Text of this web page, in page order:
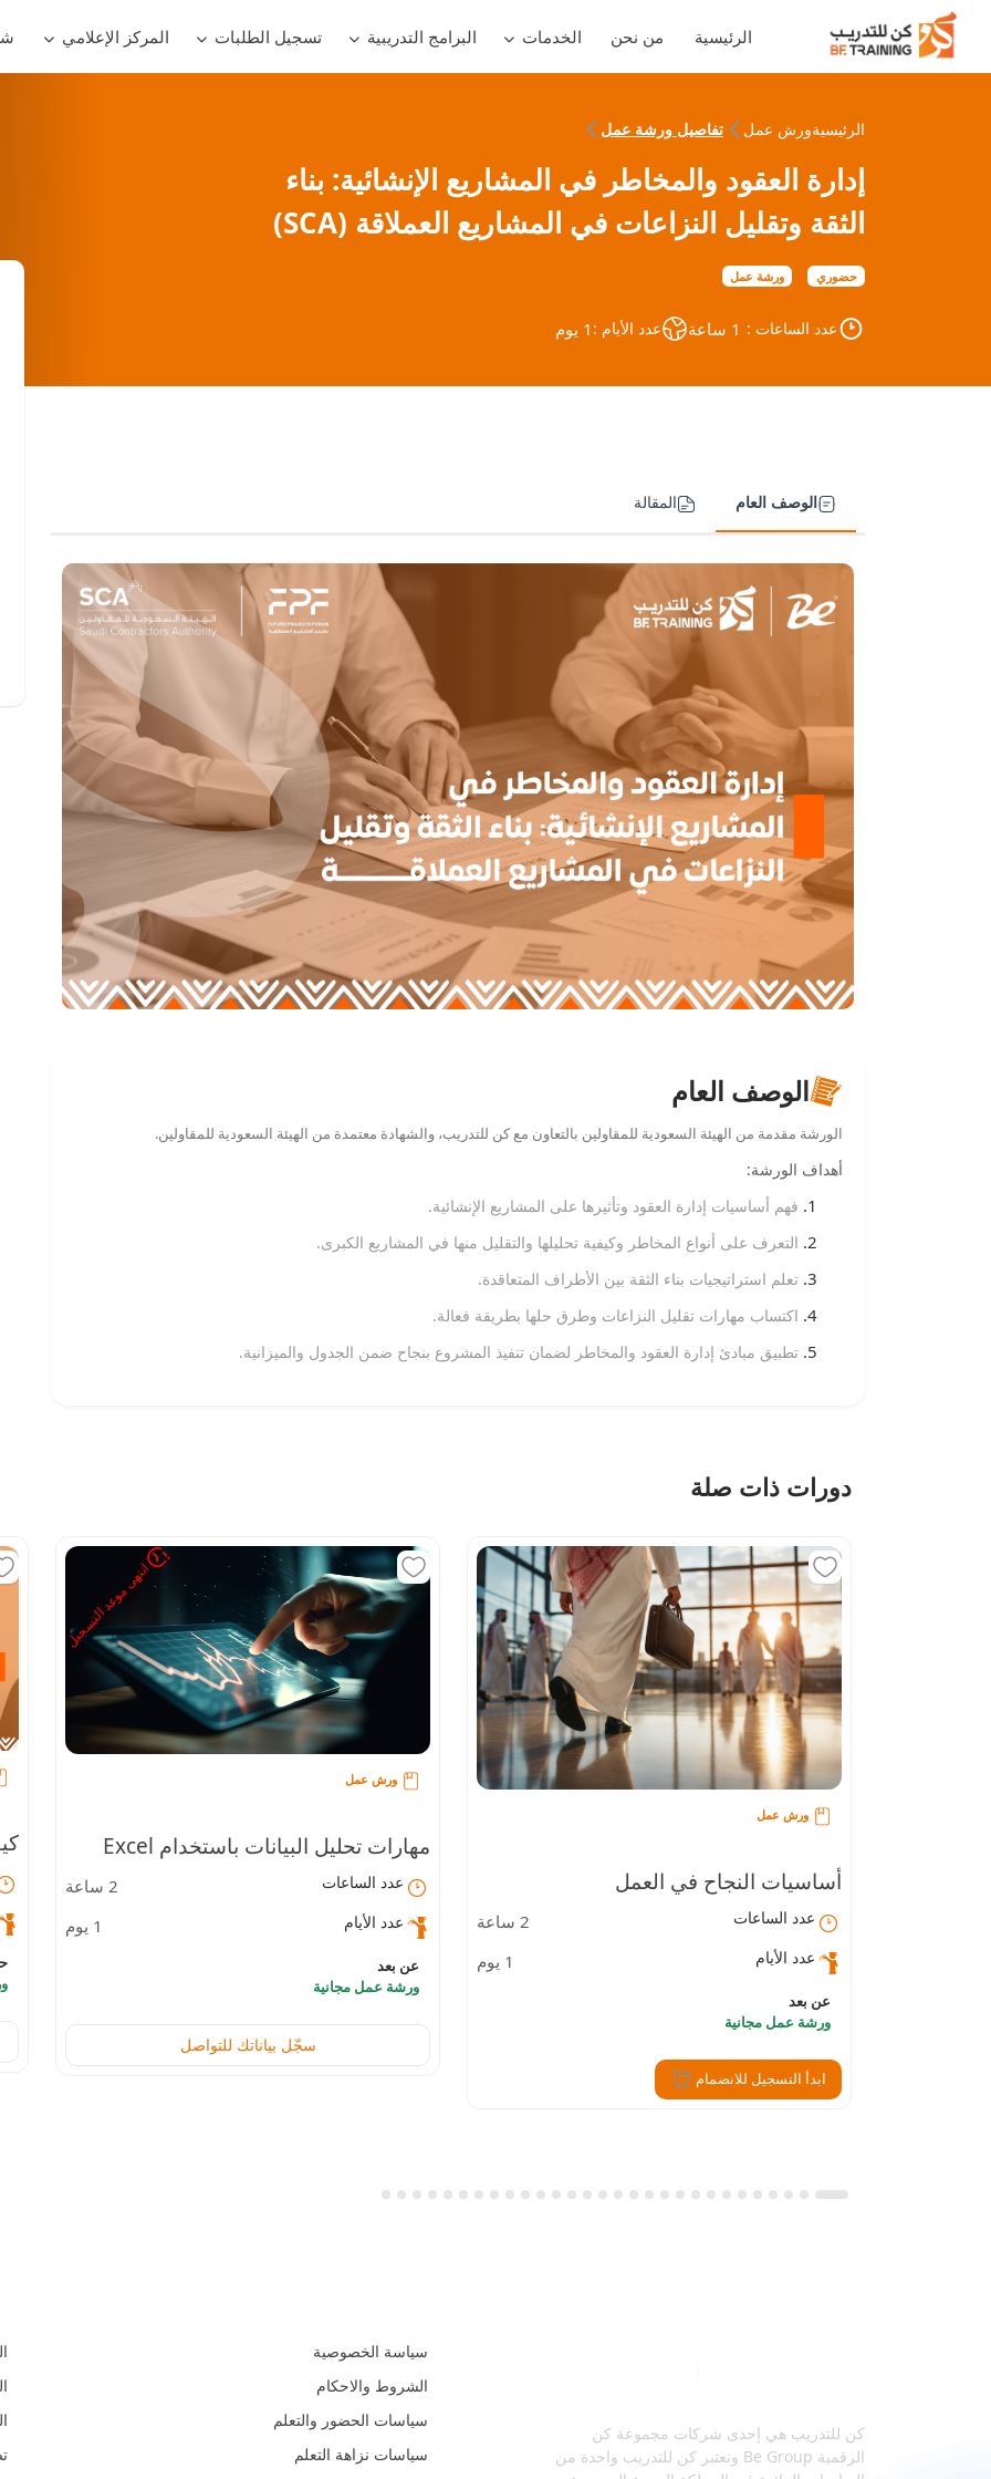
الرئيسية من نحن الخدمات البرامج التدريبية تسجيل الطلبات المركز الإعلامي
الرئيسيةورش عمل تفاصيل ورشة عمل
إدارة العقود والمخاطر في المشاريع الإنشائية: بناء
الثقة وتقليل النزاعات في المشاريع العملاقة (SCA)
حضوري ورشة عمل
عدد الساعات : 1 ساعة عدد الأيام : 1 يوم
الوصف العام المقالة
الوصف العام
الورشة مقدمة من الهيئة السعودية للمقاولين بالتعاون مع كن للتدريب، والشهادة معتمدة من الهيئة السعودية للمقاولين.
أهداف الورشة:
فهم أساسيات إدارة العقود وتأثيرها على المشاريع الإنشائية.
التعرف على أنواع المخاطر وكيفية تحليلها والتقليل منها في المشاريع الكبرى.
تعلم استراتيجيات بناء الثقة بين الأطراف المتعاقدة.
اكتساب مهارات تقليل النزاعات وطرق حلها بطريقة فعالة.
تطبيق مبادئ إدارة العقود والمخاطر لضمان تنفيذ المشروع بنجاح ضمن الجدول والميزانية.
دورات ذات صلة
ورش عمل
أساسيات النجاح في العمل
عدد الساعات 2 ساعة
عدد الأيام 1 يوم
عن بعد
ورشة عمل مجانية
ابدأ التسجيل للانضمام
ورش عمل
انتهى موعد التسجيل
مهارات تحليل البيانات باستخدام Excel
وPower BI
عدد الساعات 2 ساعة
عدد الأيام 1 يوم
عن بعد
ورشة عمل مجانية
سجّل بياناتك للتواصل
كن للتدريب هي إحدى شركات مجموعة كن
الرقمية Be Group وتعتبر كن للتدريب واحدة من
سياسة الخصوصية
الشروط والاحكام
سياسات الحضور والتعلم
سياسات نزاهة التعلم